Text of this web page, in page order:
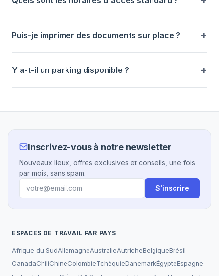
Puis-je imprimer des documents sur place ?
Y a-t-il un parking disponible ?
Inscrivez-vous à notre newsletter
Nouveaux lieux, offres exclusives et conseils, une fois
par mois, sans spam.
S'inscrire
ESPACES DE TRAVAIL PAR PAYS
Afrique du SudAllemagneAustralieAutricheBelgiqueBrésil
CanadaChiliChineColombieTchéquieDanemarkÉgypteEspagne